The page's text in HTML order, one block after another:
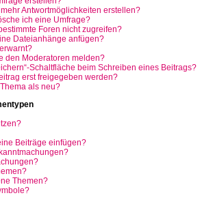
Antwortmöglichkeiten erstellen?
ich eine Umfrage?
Foren nicht zugreifen?
Dateianhänge anfügen?
den Moderatoren melden?
Schaltfläche beim Schreiben eines Beitrags?
erst freigegeben werden?
als neu?
Beiträge einfügen?
Themen?